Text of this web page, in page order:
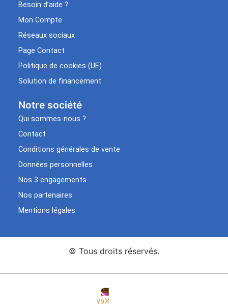
Besoin d’aide ?
Mon Compte
Réseaux sociaux
Page Contact
Politique de cookies (UE)
Solution de financement
Notre société
Qui sommes-nous ?
Contact
Conditions générales de vente
Données personnelles
Nos 3 engagements
Nos partenaires
Mentions légales
© Tous droits réservés.